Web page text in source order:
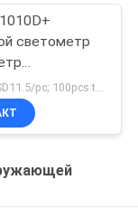
светометр
люкс-